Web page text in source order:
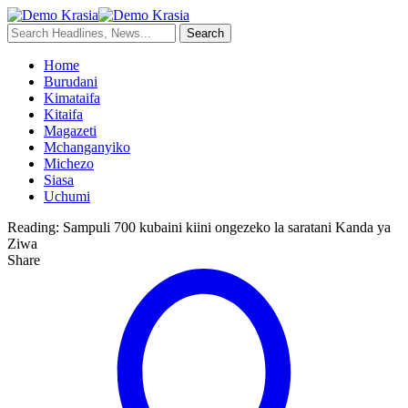
Home
Burudani
Kimataifa
Kitaifa
Magazeti
Mchanganyiko
Michezo
Siasa
Uchumi
Reading: Sampuli 700 kubaini kiini ongezeko la saratani Kanda ya
Ziwa
Share